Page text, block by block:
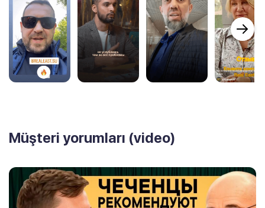
Müşteri yorumları (video)